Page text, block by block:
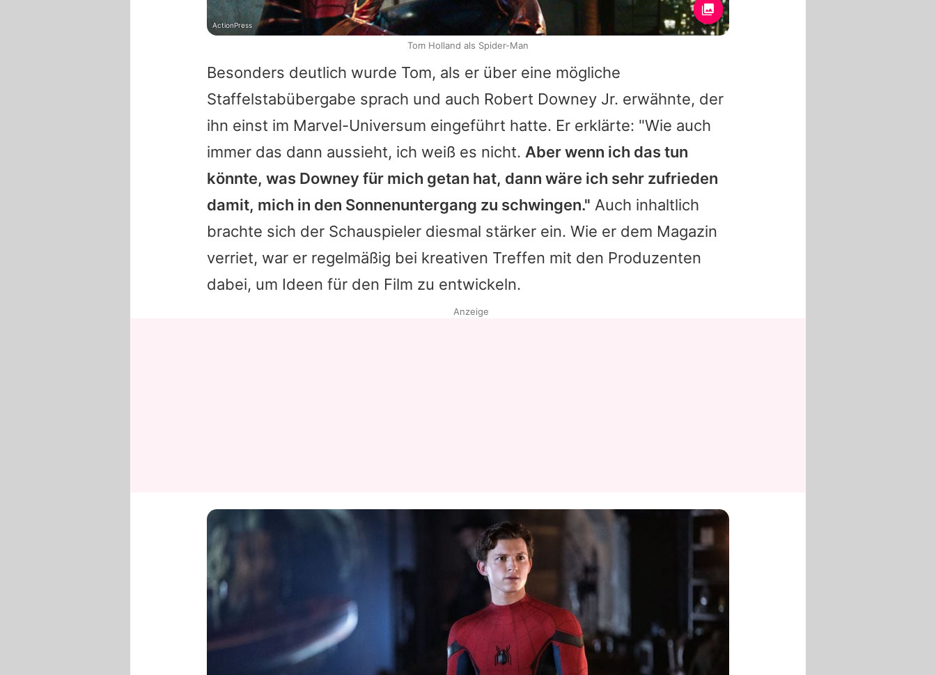
Besonders deutlich wurde Tom, als er über eine mögliche
Staffelstabübergabe sprach und auch Robert Downey Jr. erwähnte, der
ihn einst im Marvel-Universum eingeführt hatte. Er erklärte: "Wie auch
immer das dann aussieht, ich weiß es nicht. Aber wenn ich das tun
könnte, was Downey für mich getan hat, dann wäre ich sehr zufrieden
damit, mich in den Sonnenuntergang zu schwingen." Auch inhaltlich
brachte sich der Schauspieler diesmal stärker ein. Wie er dem Magazin
verriet, war er regelmäßig bei kreativen Treffen mit den Produzenten
dabei, um Ideen für den Film zu entwickeln.
ActionPress
Tom Holland als Spider-Man
Anzeige